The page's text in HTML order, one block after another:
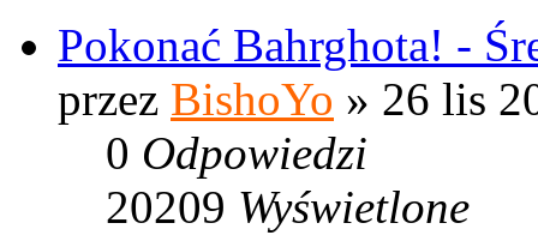
Pokonać Bahrghota! -
przez BishoYo » 26 lis
0 Odpowiedzi
20209 Wyświetlone